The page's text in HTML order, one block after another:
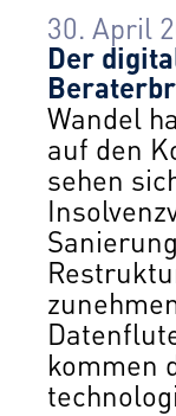
30. April
Der
Wandel
auf den
sehen
kommen